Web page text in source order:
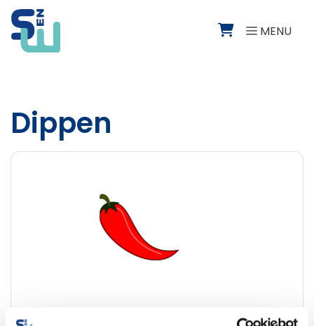
Direct naar de inhoud van de pagina
MENU
Dippen